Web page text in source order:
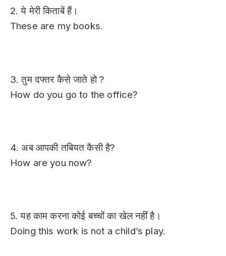
2. ये मेरी किताबें हैं।
These are my books.
3. तुम दफ्तर कैसे जाते हो ?
How do you go to the office?
4. अब आपकी तबियत कैसी है?
How are you now?
5. यह काम करना कोई बच्चों का खेल नहीं है।
Doing this work is not a child’s play.